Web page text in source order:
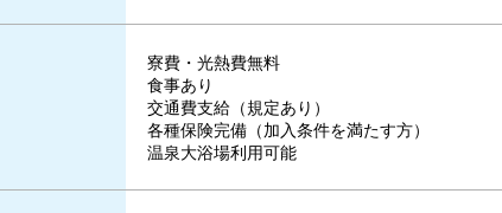
寮費・光熱費無料
食事あり
交通費支給（規定あり）
各種保険完備（加入条件を満たす方）
温泉大浴場利用可能